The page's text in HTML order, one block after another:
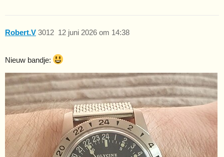
Robert.V 12 juni 2026 om 14:38
3012
Nieuw bandje: